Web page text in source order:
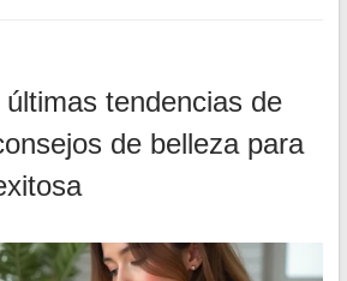
tendencias de
de belleza para